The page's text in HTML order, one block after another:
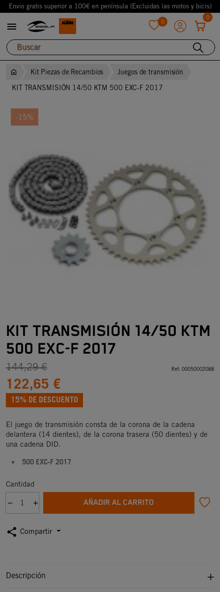
Envio gratis superior a 100€ en península (Excluidas las motos y bicis)
 0
0
Kit Piezas de Recambios
Juegos de transmisión
KIT TRANSMISIÓN 14/50 KTM 500 EXC-F 2017
-15%
KIT TRANSMISIÓN 14/50 KTM
500 EXC-F 2017
144,29 €
122,65 €
15% DE DESCUENTO
Ref: 00050002088
El juego de transmisión consta de la corona de la cadena
delantera (14 dientes), de la corona trasera (50 dientes) y de
una cadena DID.
500 EXC-F 2017
Cantidad
AÑADIR AL CARRITO
share Compartir
Descripción